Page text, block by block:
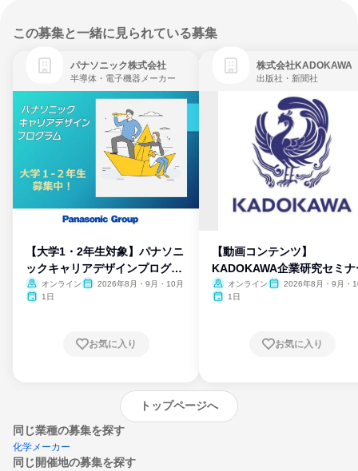
この募集と一緒に見られている募集
パナソニック株式会社
半導体・電子機器メーカー
【大学1・2年生対象】パナソニ
ックキャリアデザインプログラ
ム
オンライン
2026年8月・9月・10月
1日
お気に入り
株式会社KADOKAWA
出版社・新聞社
【動画コンテンツ】
KADOKAWA企業研究セミナ
オンライン
2026年8月・9月・
1日
お気に入り
トップページへ
同じ業種の募集を探す
化学メーカー
同じ開催地の募集を探す